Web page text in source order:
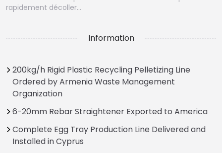
rapidement décoller…
Information
200kg/h Rigid Plastic Recycling Pelletizing Line
Ordered by Armenia Waste Management
Organization
6-20mm Rebar Straightener Exported to America
Complete Egg Tray Production Line Delivered and
Installed in Cyprus